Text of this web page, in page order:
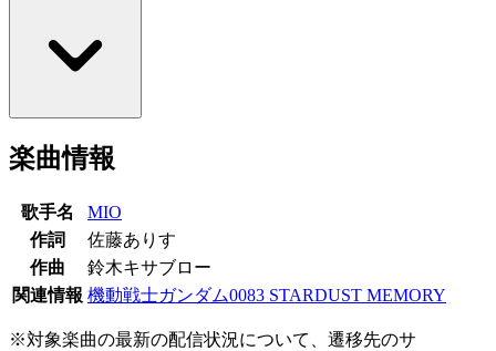
楽曲情報
歌手名
MIO
作詞
佐藤ありす
作曲
鈴木キサブロー
関連情報 機動戦士ガンダム0083 STARDUST MEMORY
※対象楽曲の最新の配信状況について、遷移先のサ